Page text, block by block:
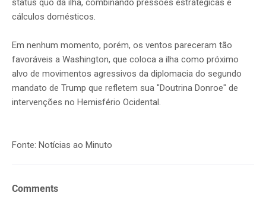
status quo da ilha, combinando pressões estratégicas e
cálculos domésticos.
Em nenhum momento, porém, os ventos pareceram tão
favoráveis a Washington, que coloca a ilha como próximo
alvo de movimentos agressivos da diplomacia do segundo
mandato de Trump que refletem sua "Doutrina Donroe" de
intervenções no Hemisfério Ocidental.
Fonte: Notícias ao Minuto
Comments